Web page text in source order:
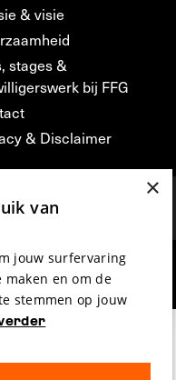
& visie
stages &
bij FFG
& Disclaimer
made by
×
van
jouw surfervaring
maken en om de
stemmen op jouw